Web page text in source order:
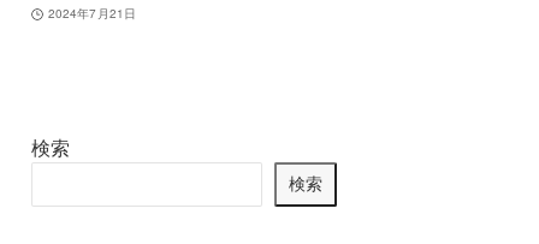
2024年7月21日
検索
検索